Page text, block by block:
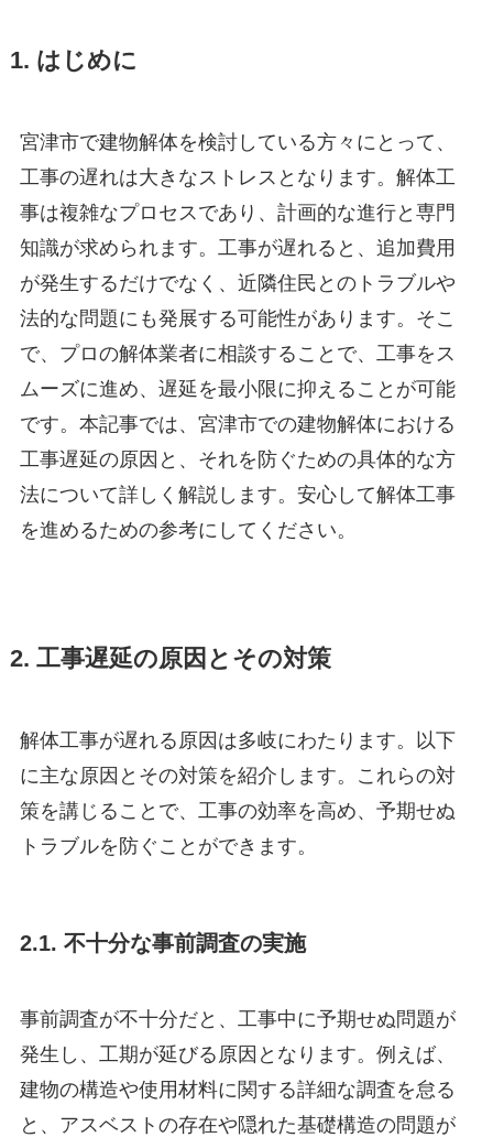
1. はじめに
宮津市で建物解体を検討している方々にとって、
工事の遅れは大きなストレスとなります。解体工
事は複雑なプロセスであり、計画的な進行と専門
知識が求められます。工事が遅れると、追加費用
が発生するだけでなく、近隣住民とのトラブルや
法的な問題にも発展する可能性があります。そこ
で、プロの解体業者に相談することで、工事をス
ムーズに進め、遅延を最小限に抑えることが可能
です。本記事では、宮津市での建物解体における
工事遅延の原因と、それを防ぐための具体的な方
法について詳しく解説します。安心して解体工事
を進めるための参考にしてください。
2. 工事遅延の原因とその対策
解体工事が遅れる原因は多岐にわたります。以下
に主な原因とその対策を紹介します。これらの対
策を講じることで、工事の効率を高め、予期せぬ
トラブルを防ぐことができます。
2.1. 不十分な事前調査の実施
事前調査が不十分だと、工事中に予期せぬ問題が
発生し、工期が延びる原因となります。例えば、
建物の構造や使用材料に関する詳細な調査を怠る
と、アスベストの存在や隠れた基礎構造の問題が